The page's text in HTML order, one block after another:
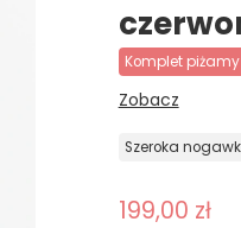
komplet piżamy
Zobacz
szeroka
199,00 zł